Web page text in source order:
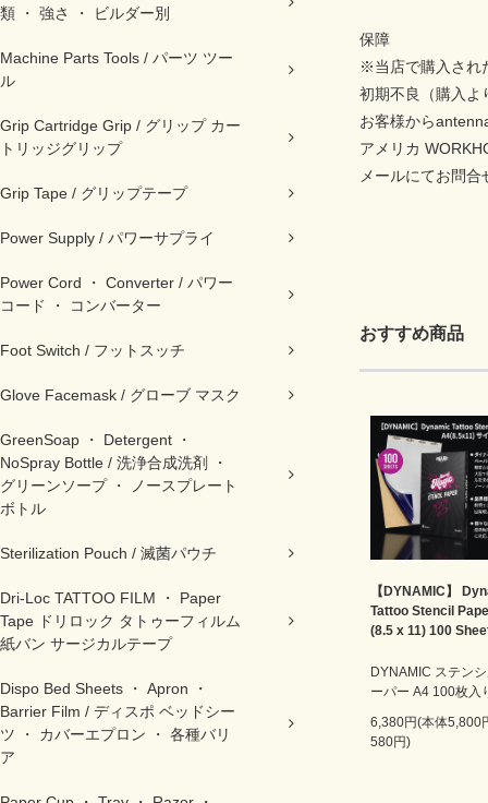
類 ・ 強さ ・ ビルダー別
Machine Parts Tools / パーツ ツー
ル
Grip Cartridge Grip / グリップ カー
トリッジグリップ
Grip Tape / グリップテープ
Power Supply / パワーサプライ
Power Cord ・ Converter / パワー
コード ・ コンバーター
Foot Switch / フットスッチ
Glove Facemask / グローブ マスク
GreenSoap ・ Detergent ・
NoSpray Bottle / 洗浄合成洗剤 ・
グリーンソープ ・ ノースプレート
ボトル
Sterilization Pouch / 滅菌パウチ
Dri-Loc TATTOO FILM ・ Paper
Tape ドリロック タトゥーフィルム
紙バン サージカルテープ
Dispo Bed Sheets ・ Apron ・
Barrier Film / ディスポ ベッドシー
ツ ・ カバーエプロン ・ 各種バリ
ア
保障
※当店で購入され
初期不良（購入よ
お客様から
アメリカ
メールにてお問合
おすすめ商品
【DYNAMIC】
Tattoo Stencil
(8.5 x 11) 100
DYNAMIC ステン
ーパー A4 100枚入
6,380円(本体5,800
580円)